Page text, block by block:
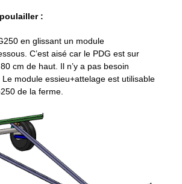
:
en glissant un module
C’est aisé car le PDG est sur
cm de haut. Il n’y a pas besoin
Le module essieu+attelage est utilisable
de la ferme.